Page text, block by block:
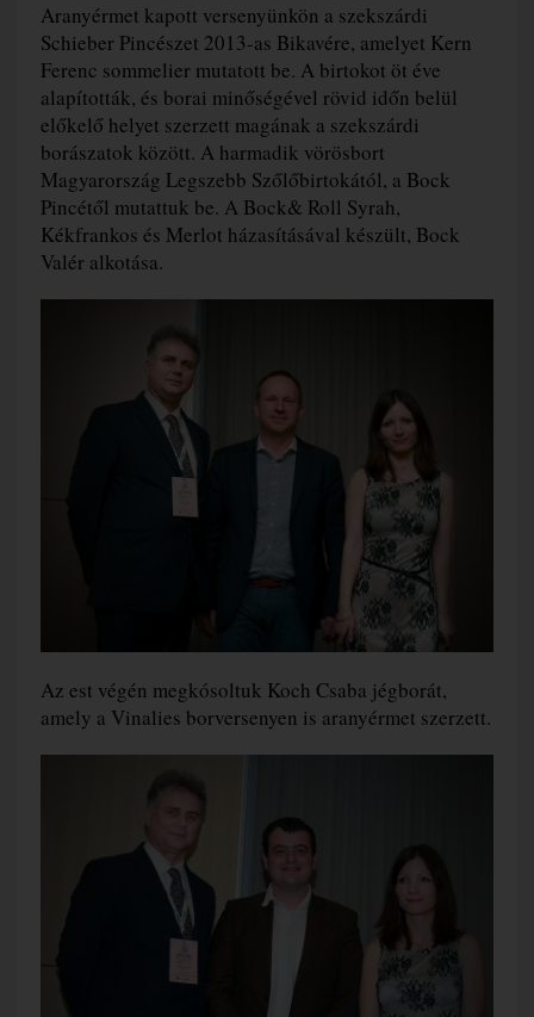
Aranyérmet kapott versenyünkön a szekszárdi
Schieber Pincészet 2013-as Bikavére, amelyet Kern
Ferenc sommelier mutatott be. A birtokot öt éve
alapították, és borai minőségével rövid időn belül
előkelő helyet szerzett magának a szekszárdi
borászatok között. A harmadik vörösbort
Magyarország Legszebb Szőlőbirtokától, a Bock
Pincétől mutattuk be. A Bock& Roll Syrah,
Kékfrankos és Merlot házasításával készült, Bock
Valér alkotása.
Az est végén megkósoltuk Koch Csaba jégborát,
amely a Vinalies borversenyen is aranyérmet szerzett.